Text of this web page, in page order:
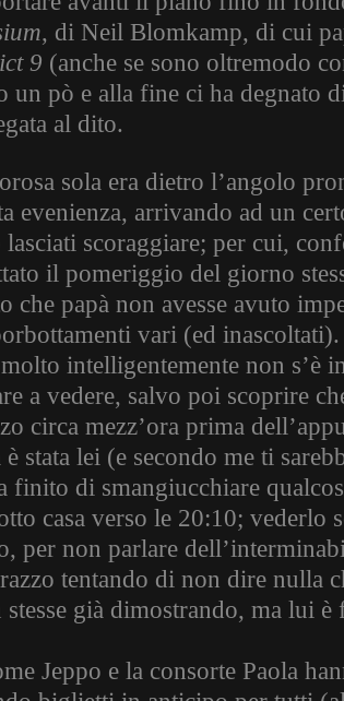
, di Neil Blomkamp, di cui
9 (anche se sono oltremodo
un pò e alla fine ci ha degnato
al dito.
sola era dietro l’angolo
evenienza, arrivando ad un
scoraggiare; per cui,
il pomeriggio del giorno
che papà non avesse avuto
vari (ed
intelligentemente non s’è
a vedere, salvo poi scoprire
circa mezz’ora prima
stata lei (e secondo me ti
finito di smangiucchiare
casa verso le 20:10; vederlo
per non parlare
tentando di non dire nulla
già dimostrando, ma lui
Jeppo e la consorte Paola